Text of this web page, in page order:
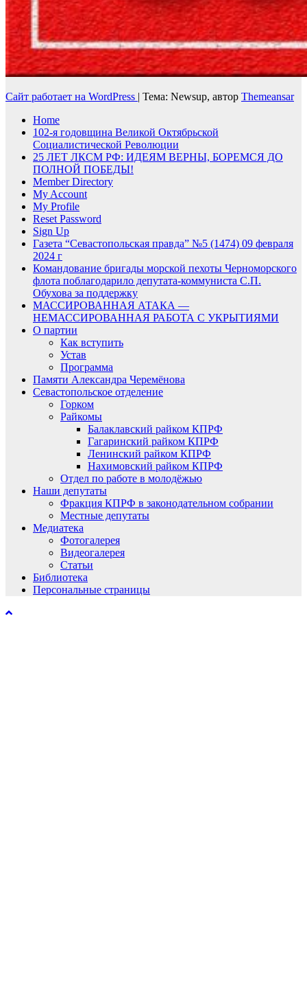
Сайт работает на WordPress | Тема: Newsup, автор Themeansar
Home
102-я годовщина Великой Октябрьской
Социалистической Революции
25 ЛЕТ ЛКСМ РФ: ИДЕЯМ ВЕРНЫ, БОРЕМСЯ ДО
ПОЛНОЙ ПОБЕДЫ!
Member Directory
My Account
My Profile
Reset Password
Sign Up
Газета “Севастопольская правда” №5 (1474) 09 февраля
2024 г
Командование бригады морской пехоты Черноморского
флота поблагодарило депутата-коммуниста С.П.
Обухова за поддержку
МАССИРОВАННАЯ АТАКА —
НЕМАССИРОВАННАЯ РАБОТА С УКРЫТИЯМИ
О партии
Как вступить
Устав
Программа
Памяти Александра Черемёнова
Севастопольское отделение
Горком
Райкомы
Балаклавский райком КПРФ
Гагаринский райком КПРФ
Ленинский райком КПРФ
Нахимовский райком КПРФ
Отдел по работе в молодёжью
Наши депутаты
Фракция КПРФ в законодательном собрании
Местные депутаты
Медиатека
Фотогалерея
Видеогалерея
Статьи
Библиотека
Персональные страницы